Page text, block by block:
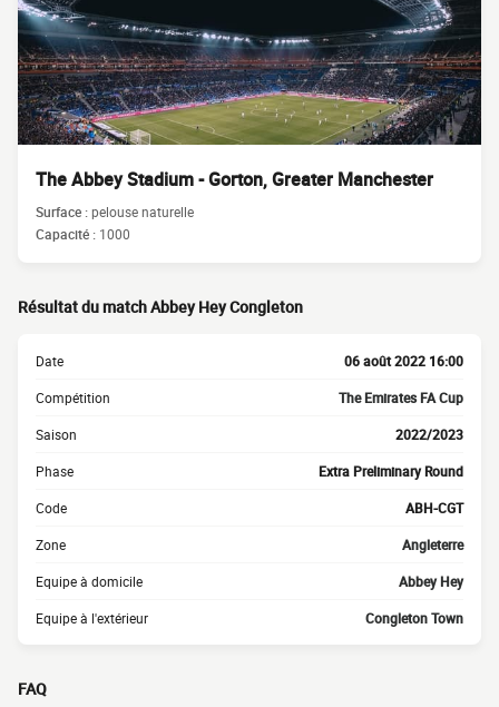
The Abbey Stadium - Gorton, Greater Manchester
Surface :pelouse naturelle
Capacité : 1000
Résultat du match Abbey Hey Congleton
Date 06 août 2022 16:00
Compétition The Emirates FA Cup
Saison 2022/2023
Phase Extra Preliminary Round
Code ABH-CGT
Zone Angleterre
Equipe à domicile Abbey Hey
Equipe à l'extérieur Congleton Town
FAQ